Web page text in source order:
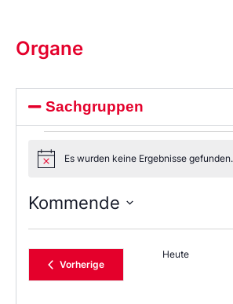
Organe
Sachgruppen
NoticeEs wurden keine Ergebnisse gefunden.
Kommende
Sie
das
Datum
aus.
VorherigeVeranstaltungen
Heute